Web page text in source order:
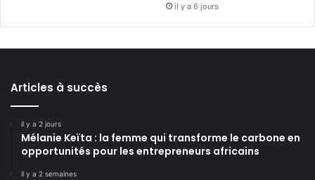
il y a 6 jours
Articles à succès
il y a 2 jours
Mélanie Keïta : la femme qui transforme le carbone en
opportunités pour les entrepreneurs africains
il y a 2 semaines